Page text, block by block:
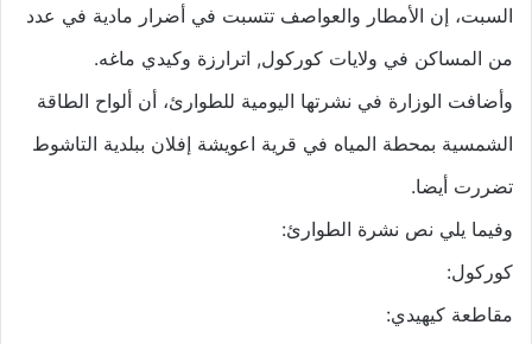
السبت، إن الأمطار والعواصف تتسبت في أضرار مادية في عدد
من المساكن في ولايات كوركول, اترارزة وكيدي ماغه.
وأضافت الوزارة في نشرتها اليومية للطوارئ، أن ألواح الطاقة
الشمسية بمحطة المياه في قرية اعويشة إفلان ببلدية التاشوط
تضررت أيضا.
وفيما يلي نص نشرة الطوارئ:
كوركول:
مقاطعة كيهيدي: